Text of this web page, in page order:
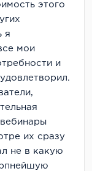
этого
я
мои
и
их сразу
не в какую